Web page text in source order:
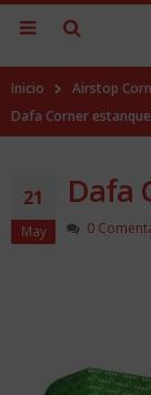
Inicio
Airstop
Dafa Corner
21
May
Dafa
0